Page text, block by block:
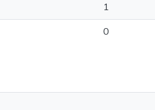
1
0